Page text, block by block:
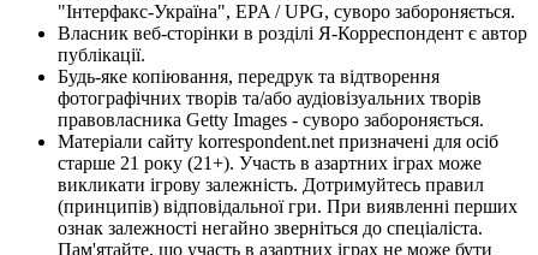
"Інтерфакс-Україна", EPA / UPG, суворо забороняється.
Власник веб-сторінки в розділі Я-Корреспондент є автор
публікації.
Будь-яке копіювання, передрук та відтворення
фотографічних творів та/або аудіовізуальних творів
правовласника Getty Images - суворо забороняється.
Матеріали сайту korrespondent.net призначені для осіб
старше 21 року (21+). Участь в азартних іграх може
викликати ігрову залежність. Дотримуйтесь правил
(принципів) відповідальної гри. При виявленні перших
ознак залежності негайно зверніться до спеціаліста.
Пам'ятайте, що участь в азартних іграх не може бути